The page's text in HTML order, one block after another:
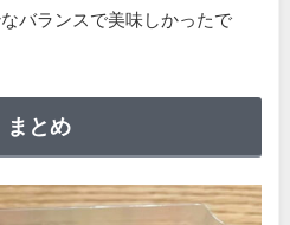
バランスで美味しかったで
まとめ